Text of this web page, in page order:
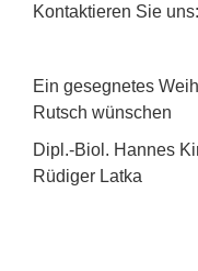
Kontaktieren Sie
Ein gesegnetes
Rutsch wünschen
Dipl.-Biol. Hannes
Rüdiger Latka